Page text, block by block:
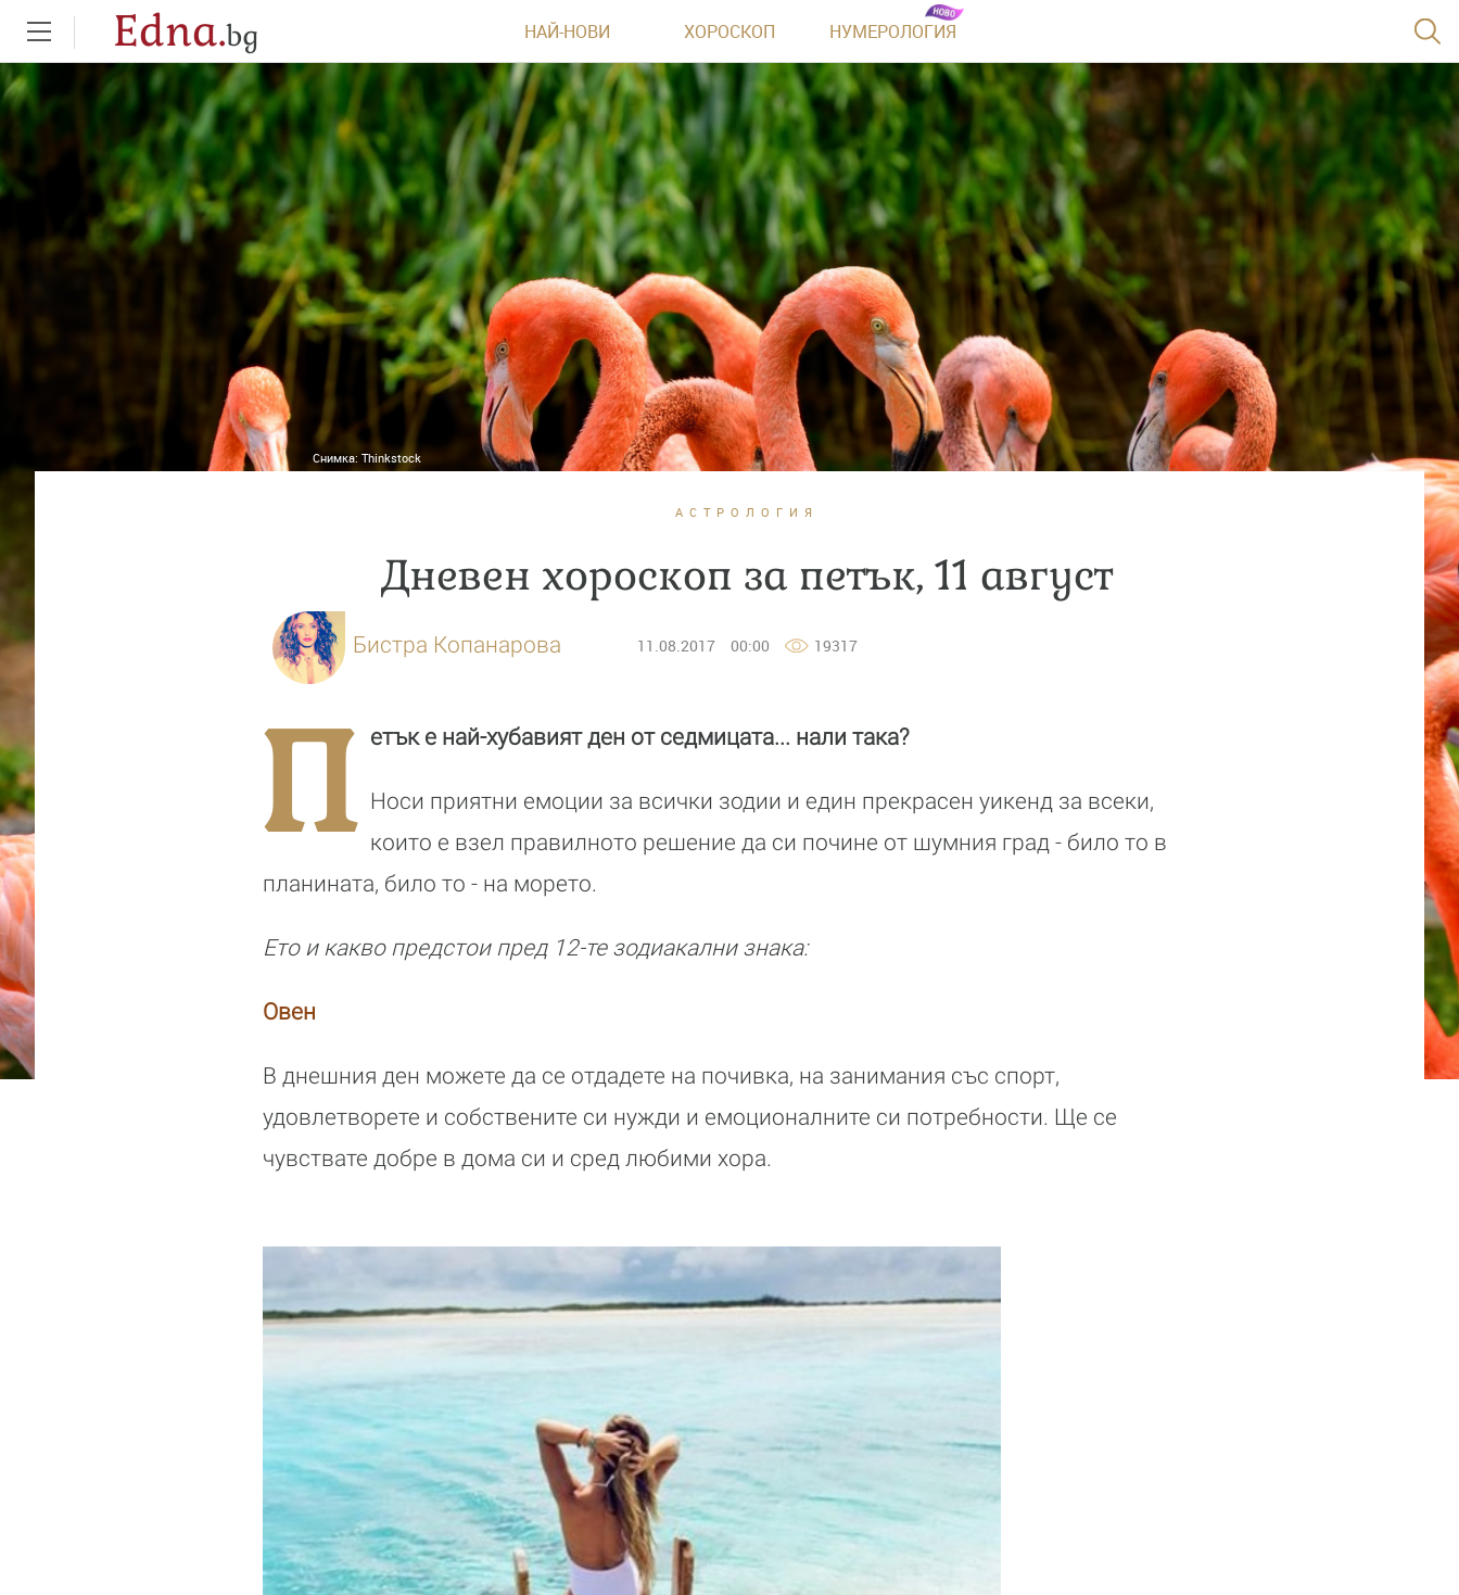
Edna.bg НАЙ-НОВИ ХОРОСКОП НУМЕРОЛОГИЯ
Снимка: Thinkstock
АСТРОЛОГИЯ
Дневен хороскоп за петък, 11 август
Бистра Копанарова 11.08.2017 00:00 19317
П етък е най-хубавият ден от седмицата... нали така?
Носи приятни емоции за всички зодии и един прекрасен уикенд за всеки,
които е взел правилното решение да си почине от шумния град - било то в
планината, било то - на морето.
Ето и какво предстои пред 12-те зодиакални знака:
Овен
В днешния ден можете да се отдадете на почивка, на занимания със спорт,
удовлетворете и собствените си нужди и емоционалните си потребности. Ще се
чувствате добре в дома си и сред любими хора.